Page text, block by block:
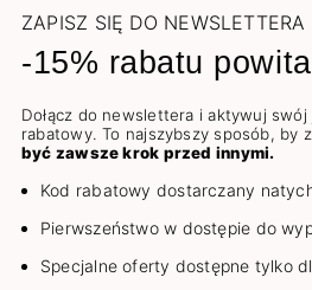
ZAPISZ SIĘ DO NEWSLETTERA
-15% rabatu
Dołącz do newslettera i aktywuj
rabatowy. To najszybszy sposób, by
być zawsze krok przed innymi.
Kod rabatowy dostarczany
Pierwszeństwo w dostępie do
Specjalne oferty dostępne tylko